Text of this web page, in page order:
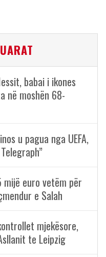
babai i ikones
në moshën 68-
u pagua nga UEFA,
euro vetëm për
e Salah
mjekësore,
te Leipzig